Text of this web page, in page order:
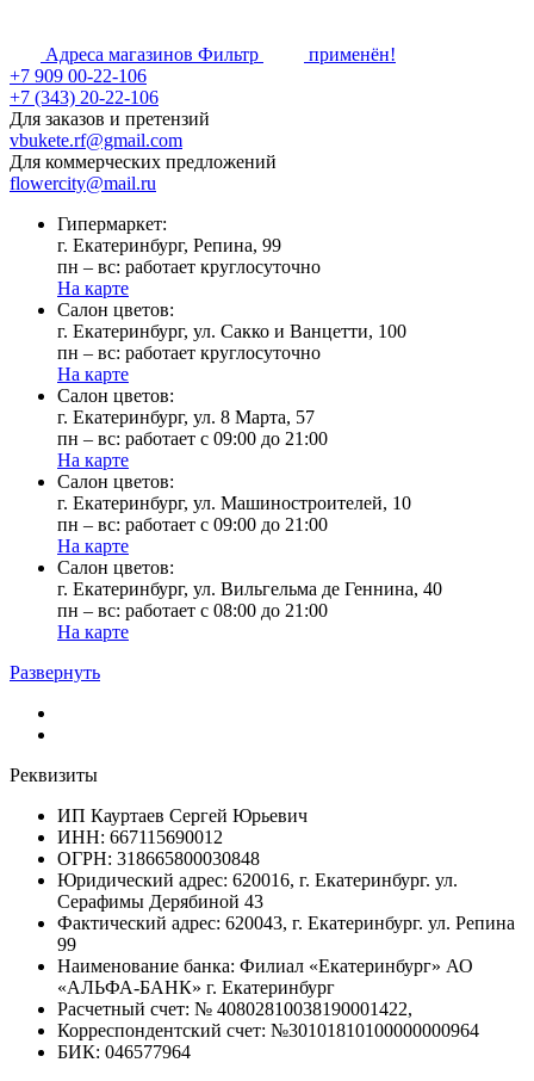
Адреса магазинов Фильтр
применён!
+7 909 00-22-106
+7 (343) 20-22-106
Для заказов и претензий
vbukete.rf@gmail.com
Для коммерческих предложений
flowercity@mail.ru
Гипермаркет:
г. Екатеринбург, Репина, 99
пн – вс: работает круглосуточно
На карте
Cалон цветов:
г. Екатеринбург, ул. Сакко и Ванцетти, 100
пн – вс: работает круглосуточно
На карте
Cалон цветов:
г. Екатеринбург, ул. 8 Марта, 57
пн – вс: работает с 09:00 до 21:00
На карте
Cалон цветов:
г. Екатеринбург, ул. Машиностроителей, 10
пн – вс: работает с 09:00 до 21:00
На карте
Cалон цветов:
г. Екатеринбург, ул. Вильгельма де Геннина, 40
пн – вс: работает с 08:00 до 21:00
На карте
Развернуть
Реквизиты
ИП Кауртаев Сергей Юрьевич
ИНН: 667115690012
ОГРН: 318665800030848
Юридический адрес: 620016, г. Екатеринбург. ул.
Серафимы Дерябиной 43
Фактический адрес: 620043, г. Екатеринбург. ул. Репина
99
Наименование банка: Филиал «Екатеринбург» АО
«АЛЬФА-БАНК» г. Екатеринбург
Расчетный счет: № 40802810038190001422,
Корреспондентский счет: №30101810100000000964
БИК: 046577964